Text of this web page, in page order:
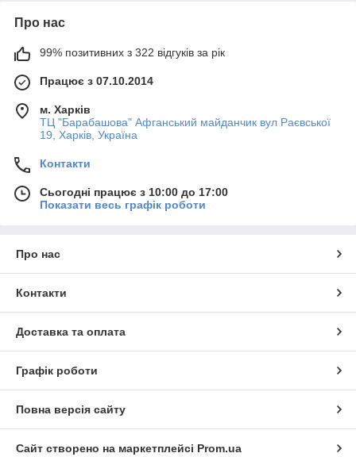
Про нас
99% позитивних з 322 відгуків за рік
Працює з 07.10.2014
м. Харків
ТЦ "Барабашова" Афганський майданчик вул Раєвської
19, Харків, Україна
Контакти
Сьогодні працює з 10:00 до 17:00
Показати весь графік роботи
Про нас
Контакти
Доставка та оплата
Графік роботи
Повна версія сайту
Сайт створено на маркетплейсі Prom.ua